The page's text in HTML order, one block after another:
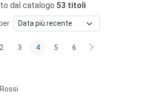
dal catalogo 53 titoli
2 3 4 5 6